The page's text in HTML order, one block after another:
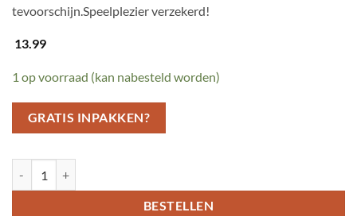
tevoorschijn.Speelplezier verzekerd!
13.99
1 op voorraad (kan nabesteld worden)
GRATIS INPAKKEN?
BESTELLEN